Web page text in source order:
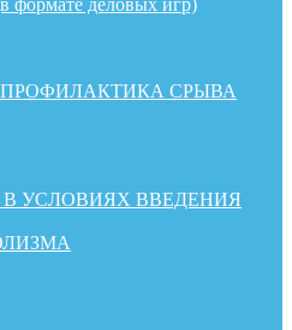
деловых игр)
СРЫВА
УСЛОВИЯХ ВВЕДЕНИЯ